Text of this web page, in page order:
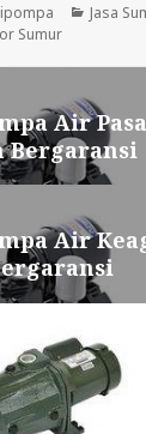
Jasa
Sumur
Air
Bergaransi
Air